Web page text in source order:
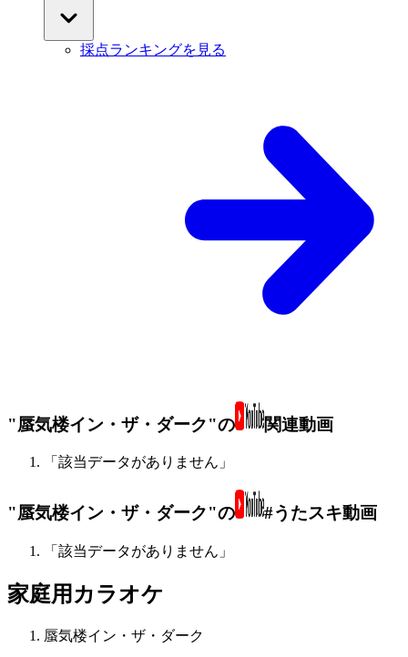
採点ランキングを見る
"蜃気楼イン・ザ・ダーク"の 関連動画
「該当データがありません」
"蜃気楼イン・ザ・ダーク"の #うたスキ動画
「該当データがありません」
家庭用カラオケ
蜃気楼イン・ザ・ダーク